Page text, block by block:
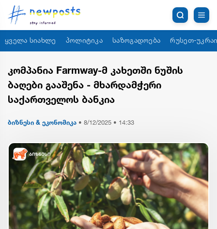
ყველა სიახლე პოლიტიკა საზოგადოება რუსეთ-
კომპანია Farmway-მ კახეთში ნუშის
ბაღები გააშენა - მხარდამჭერი
საქართველოს ბანკია
ბიზნესი & ეკონომიკა • 8/12/2025 • 14:33